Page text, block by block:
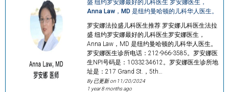
盛 纽约罗安娜最好的儿科医生 罗安娜医生，
Anna Law，MD 是纽约曼哈顿的儿科华人医生。
罗安娜法拉盛儿科医生推荐 罗安娜儿科医生法拉
盛 纽约罗安娜最好的儿科医生罗安娜医生，
Anna Law，MD 是纽约曼哈顿的儿科华人医生。
罗安娜医生诊所电话：212-966-3585。罗安娜医
生NPI号码是：1033234612。罗安娜医生诊所地
址是：217 Grand St.，5th…
By 已更新 on 11/20/2024
1 year 8 months ago